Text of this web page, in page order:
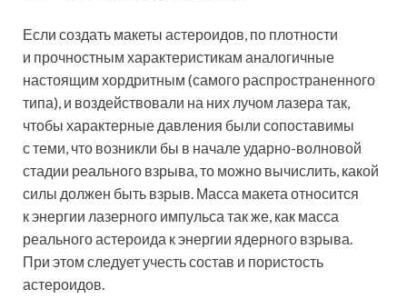
Если создать макеты астероидов, по плотности
и прочностным характеристикам аналогичные
настоящим хордритным (самого распространенного
типа), и воздействовали на них лучом лазера так,
чтобы характерные давления были сопоставимы
с теми, что возникли бы в начале ударно-волновой
стадии реального взрыва, то можно вычислить, какой
силы должен быть взрыв. Масса макета относится
к энергии лазерного импульса так же, как масса
реального астероида к энергии ядерного взрыва.
При этом следует учесть состав и пористость
астероидов.